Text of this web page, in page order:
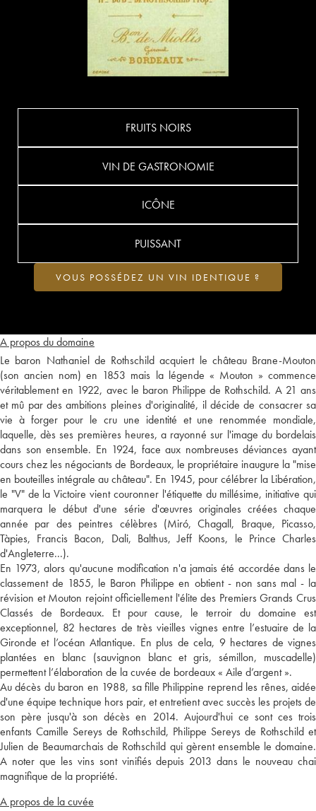
A propos du domaine
Le baron Nathaniel de Rothschild acquiert le château Brane-Mouton
(son ancien nom) en 1853 mais la légende « Mouton » commence
véritablement en 1922, avec le baron Philippe de Rothschild. A 21 ans
et mû par des ambitions pleines d'originalité, il décide de consacrer sa
vie à forger pour le cru une identité et une renommée mondiale,
laquelle, dès ses premières heures, a rayonné sur l'image du bordelais
dans son ensemble. En 1924, face aux nombreuses déviances ayant
cours chez les négociants de Bordeaux, le propriétaire inaugure la "mise
en bouteilles intégrale au château". En 1945, pour célébrer la Libération,
le "V" de la Victoire vient couronner l'étiquette du millésime, initiative qui
marquera le début d'une série d'œuvres originales créées chaque
année par des peintres célèbres (Miró, Chagall, Braque, Picasso,
Tàpies, Francis Bacon, Dali, Balthus, Jeff Koons, le Prince Charles
d'Angleterre...).
En 1973, alors qu'aucune modification n'a jamais été accordée dans le
classement de 1855, le Baron Philippe en obtient - non sans mal - la
révision et Mouton rejoint officiellement l'élite des Premiers Grands Crus
Classés de Bordeaux. Et pour cause, le terroir du domaine est
exceptionnel, 82 hectares de très vieilles vignes entre l’estuaire de la
Gironde et l’océan Atlantique. En plus de cela, 9 hectares de vignes
plantées en blanc (sauvignon blanc et gris, sémillon, muscadelle)
permettent l’élaboration de la cuvée de bordeaux « Aile d’argent ».
Au décès du baron en 1988, sa fille Philippine reprend les rênes, aidée
d'une équipe technique hors pair, et entretient avec succès les projets de
son père jusqu'à son décès en 2014. Aujourd'hui ce sont ces trois
enfants Camille Sereys de Rothschild, Philippe Sereys de Rothschild et
Julien de Beaumarchais de Rothschild qui gèrent ensemble le domaine.
A noter que les vins sont vinifiés depuis 2013 dans le nouveau chai
magnifique de la propriété.
A propos de la cuvée
FRUITS NOIRS
VIN DE GASTRONOMIE
ICÔNE
PUISSANT
VOUS POSSÉDEZ UN VIN IDENTIQUE ?